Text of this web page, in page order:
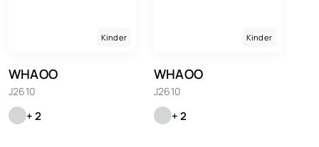
Kinder
WHAOO
J2610
+ 2
Kinder
WHAOO
J2610
+ 2